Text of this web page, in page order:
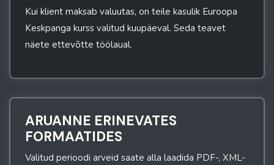
Kui klient maksab valuutas, on teile kasulik Euroopa
Keskpanga kurss valitud kuupäeval. Seda teavet
näete ettevõtte töölaual.
ARUANNE ERINEVATES
FORMAATIDES
Valitud perioodi arveid saate alla laadida PDF-, XML-